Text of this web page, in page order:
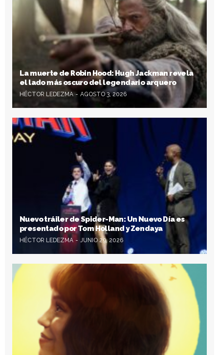
La muerte de Robin Hood: Hugh Jackman revela
el lado más oscuro del legendario arquero
HÉCTOR LEDEZMA AGOSTO 3, 2026
Nuevo tráiler de Spider-Man: Un Nuevo Día es
presentado por Tom Holland y Zendaya
HÉCTOR LEDEZMA JUNIO 29, 2026